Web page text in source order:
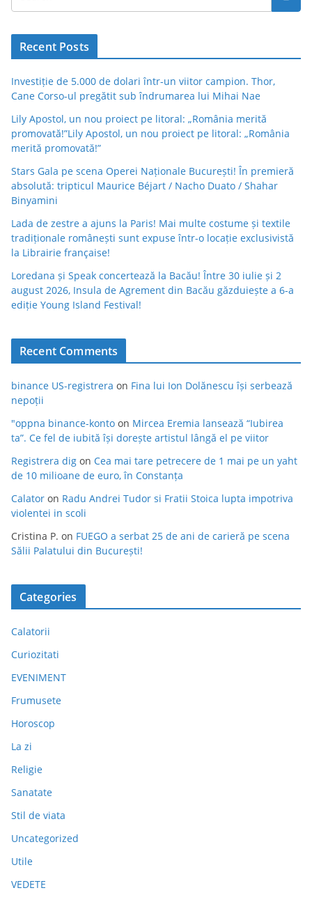
Recent Posts
Investiție de 5.000 de dolari într-un viitor campion. Thor,
Cane Corso-ul pregătit sub îndrumarea lui Mihai Nae
Lily Apostol, un nou proiect pe litoral: „România merită
promovată!”Lily Apostol, un nou proiect pe litoral: „România
merită promovată!”
Stars Gala pe scena Operei Naționale București! În premieră
absolută: tripticul Maurice Béjart / Nacho Duato / Shahar
Binyamini
Lada de zestre a ajuns la Paris! Mai multe costume și textile
tradiționale românești sunt expuse într-o locație exclusivistă
la Librairie française!
Loredana și Speak concertează la Bacău! Între 30 iulie și 2
august 2026, Insula de Agrement din Bacău găzduiește a 6-a
ediție Young Island Festival!
Recent Comments
binance US-registrera on Fina lui Ion Dolănescu își serbează
nepoții
"oppna binance-konto on Mircea Eremia lansează “Iubirea
ta”. Ce fel de iubită își dorește artistul lângă el pe viitor
Registrera dig on Cea mai tare petrecere de 1 mai pe un yaht
de 10 milioane de euro, în Constanța
Calator on Radu Andrei Tudor si Fratii Stoica lupta impotriva
violentei in scoli
Cristina P. on FUEGO a serbat 25 de ani de carieră pe scena
Sălii Palatului din București!
Categories
Calatorii
Curiozitati
EVENIMENT
Frumusete
Horoscop
La zi
Religie
Sanatate
Stil de viata
Uncategorized
Utile
VEDETE